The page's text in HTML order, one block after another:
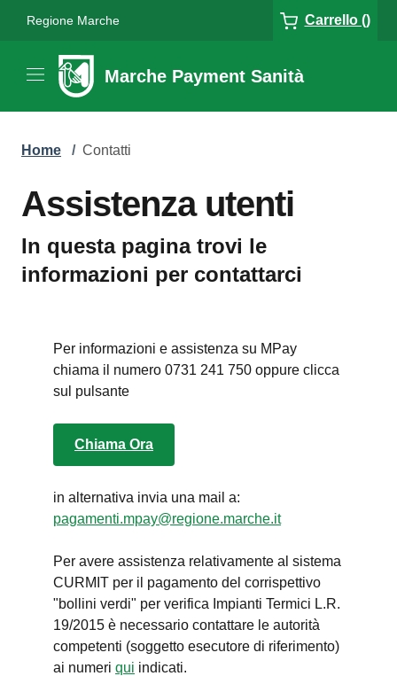
Regione Marche Carrello ()
Marche Payment Sanità
Home / Contatti
Assistenza utenti
In questa pagina trovi le
informazioni per contattarci
Per informazioni e assistenza su MPay
chiama il numero 0731 241 750 oppure clicca
sul pulsante
Chiama Ora
in alternativa invia una mail a:
pagamenti.mpay@regione.marche.it
Per avere assistenza relativamente al sistema
CURMIT per il pagamento del corrispettivo
"bollini verdi" per verifica Impianti Termici L.R.
19/2015 è necessario contattare le autorità
competenti (soggetto esecutore di riferimento)
ai numeri qui indicati.